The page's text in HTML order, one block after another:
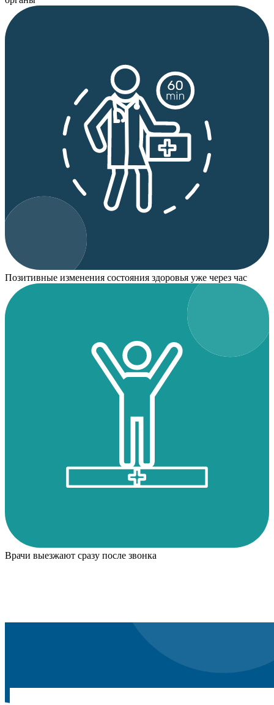
Позитивные изменения состояния здоровья уже через час
Врачи выезжают сразу после звонка